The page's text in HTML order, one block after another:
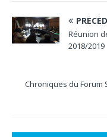
Réunion
2018/2019
Chroniques du Forum